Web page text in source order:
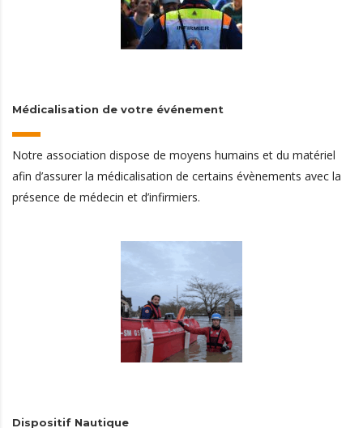
Médicalisation de votre événement
Notre association dispose de moyens humains et du matériel
afin d’assurer la médicalisation de certains évènements avec la
présence de médecin et d’infirmiers.
Dispositif Nautique